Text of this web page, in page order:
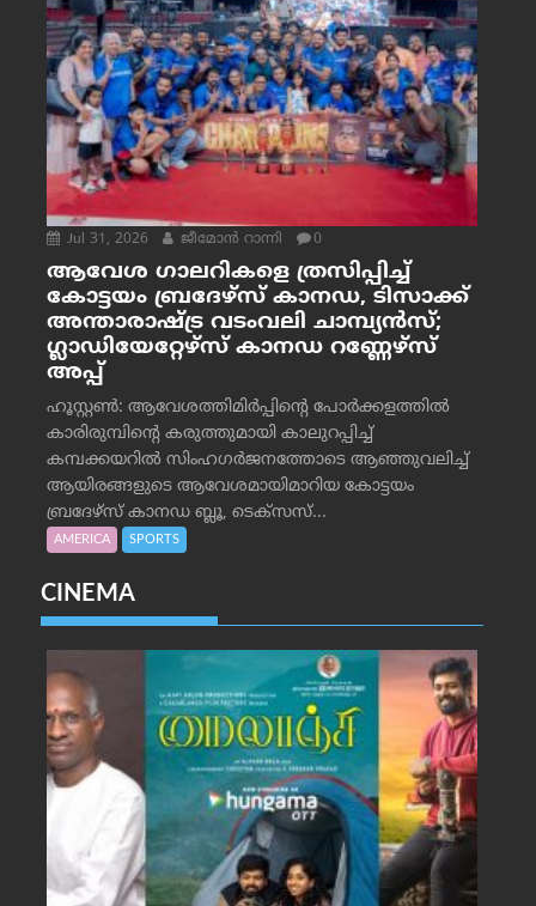
Jul 31, 2026 ജീമോന്‍ റാന്നി 0
ആവേശ ഗാലറികളെ ത്രസിപ്പിച്ച്
കോട്ടയം ബ്രദേഴ്‌സ് കാനഡ, ടിസാക്ക്
അന്താരാഷ്ട്ര വടംവലി ചാമ്പ്യന്‍സ്;
ഗ്ലാഡിയേറ്റേഴ്‌സ് കാനഡ റണ്ണേഴ്‌സ്
അപ്പ്
ഹൂസ്റ്റണ്‍: ആവേശത്തിമിര്‍പ്പിന്റെ പോര്‍ക്കളത്തില്‍
കാരിരുമ്പിന്റെ കരുത്തുമായി കാലുറപ്പിച്ച്
കമ്പക്കയറില്‍ സിംഹഗര്‍ജനത്തോടെ ആഞ്ഞുവലിച്ച്
ആയിരങ്ങളുടെ ആവേശമായിമാറിയ കോട്ടയം
ബ്രദേഴ്‌സ് കാനഡ ബ്ലൂ, ടെക്‌സസ്...
AMERICA SPORTS
CINEMA